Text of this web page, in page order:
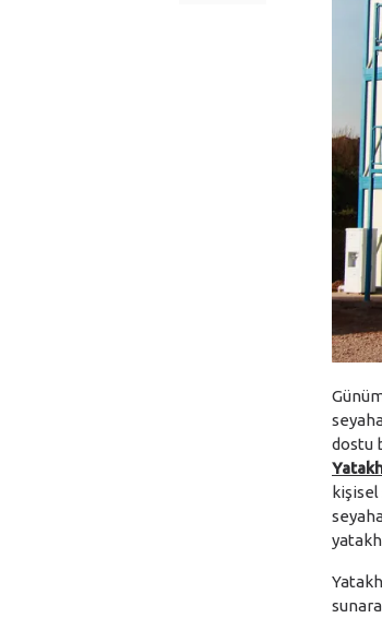
dostu
kişisel